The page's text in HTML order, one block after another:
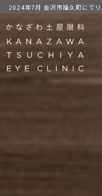
2024年7月 金沢市福久町にて